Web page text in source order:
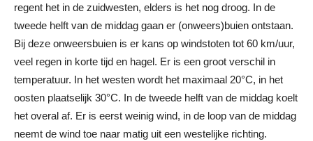
regent het in de zuidwesten, elders is het nog droog. In de
tweede helft van de middag gaan er (onweers)buien ontstaan.
Bij deze onweersbuien is er kans op windstoten tot 60 km/uur,
veel regen in korte tijd en hagel. Er is een groot verschil in
temperatuur. In het westen wordt het maximaal 20°C, in het
oosten plaatselijk 30°C. In de tweede helft van de middag koelt
het overal af. Er is eerst weinig wind, in de loop van de middag
neemt de wind toe naar matig uit een westelijke richting.